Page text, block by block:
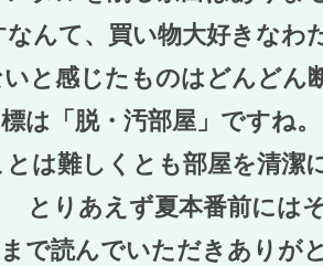
んて、買い物大好きなわ
と感じたものはどんどん
は「脱・汚部屋」ですね
は難しくとも部屋を清潔
りあえず夏本番前には
で読んでいただきありが